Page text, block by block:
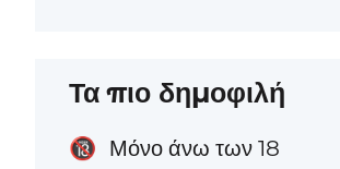
Τα πιο δημοφιλή
🔞 Μόνο άνω των 18